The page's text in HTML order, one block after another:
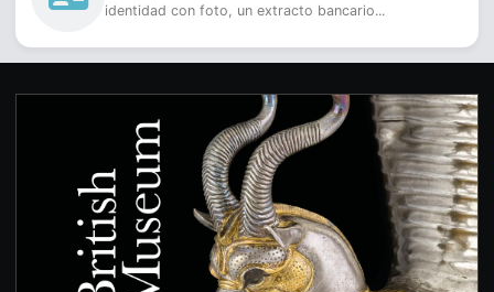
identidad con foto, un extracto bancario...